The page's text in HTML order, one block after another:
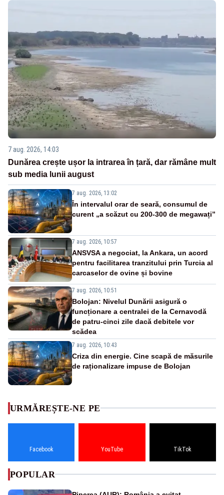
7 aug. 2026, 14:03
Dunărea crește ușor la intrarea în țară, dar rămâne mult
sub media lunii august
7 aug. 2026, 13:02
În intervalul orar de seară, consumul de
curent „a scăzut cu 200-300 de megawați”
7 aug. 2026, 10:57
ANSVSA a negociat, la Ankara, un acord
pentru facilitarea tranzitului prin Turcia al
carcaselor de ovine și bovine
7 aug. 2026, 10:51
Bolojan: Nivelul Dunării asigură o
funcționare a centralei de la Cernavodă
de patru-cinci zile dacă debitele vor
scădea
7 aug. 2026, 10:43
Criza din energie. Cine scapă de măsurile
de raționalizare impuse de Bolojan
URMĂREȘTE-NE PE
Facebook YouTube TikTok
POPULAR